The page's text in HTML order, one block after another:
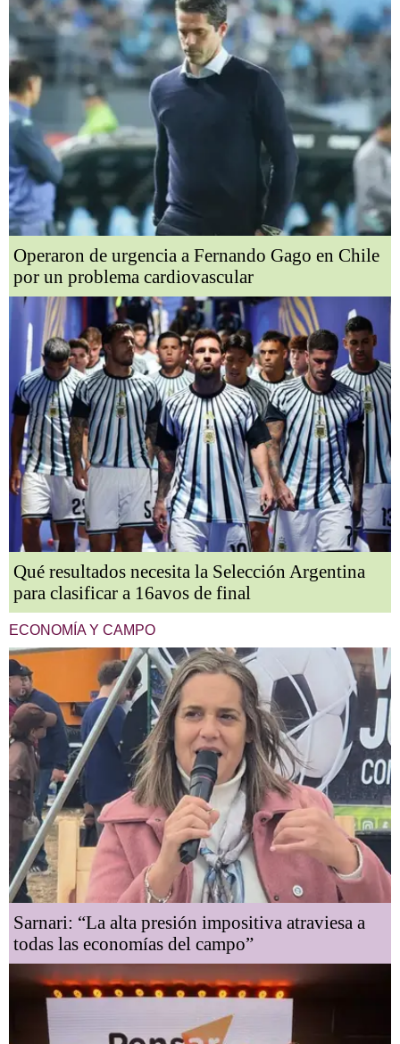
Operaron de urgencia a Fernando Gago en Chile
por un problema cardiovascular
Qué resultados necesita la Selección Argentina
para clasificar a 16avos de final
ECONOMÍA Y CAMPO
Sarnari: “La alta presión impositiva atraviesa a
todas las economías del campo”